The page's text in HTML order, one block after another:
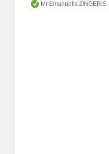
Mr Emanuelis ZINGERIS